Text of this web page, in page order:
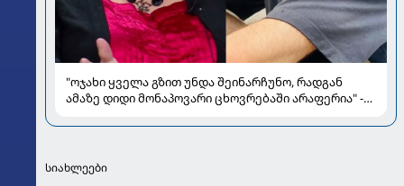
"ოჯახი ყველა გზით უნდა შეინარჩუნო, რადგან
ამაზე დიდი მონაპოვარი ცხოვრებაში არაფერია" -
ამბები კულისებს მიღმა
სიახლეები